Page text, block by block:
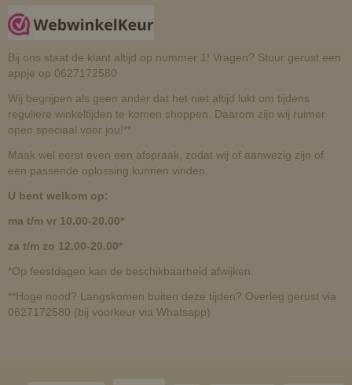
Bij ons staat de klant altijd op nummer 1! Vragen? Stuur gerust een
appje op 0627172580
Wij begrijpen als geen ander dat het niet altijd lukt om tijdens
reguliere winkeltijden te komen shoppen. Daarom zijn wij ruimer
open speciaal voor jou!**
Maak wel eerst even een afspraak, zodat wij of aanwezig zijn of
een passende oplossing kunnen vinden.
U bent welkom op:
ma t/m vr 10.00-20.00*
za t/m zo 12.00-20.00*
*Op feestdagen kan de beschikbaarheid afwijken.
**Hoge nood? Langskomen buiten deze tijden? Overleg gerust via
0627172580 (bij voorkeur via Whatsapp)